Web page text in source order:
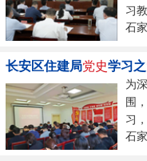
习
石
长安区住建局党史学习之
为
围
习
石